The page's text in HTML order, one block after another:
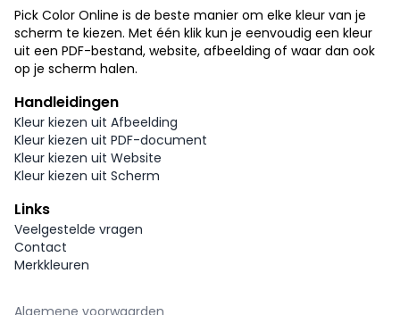
Pick Color Online is de beste manier om elke kleur van je
scherm te kiezen. Met één klik kun je eenvoudig een kleur
uit een PDF-bestand, website, afbeelding of waar dan ook
op je scherm halen.
Handleidingen
Kleur kiezen uit Afbeelding
Kleur kiezen uit PDF-document
Kleur kiezen uit Website
Kleur kiezen uit Scherm
Links
Veelgestelde vragen
Contact
Merkkleuren
Algemene voorwaarden